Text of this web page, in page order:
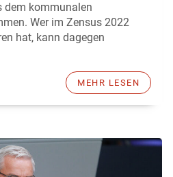
dem kommunalen
Wer im Zensus 2022
hat, kann dagegen
MEHR LESEN